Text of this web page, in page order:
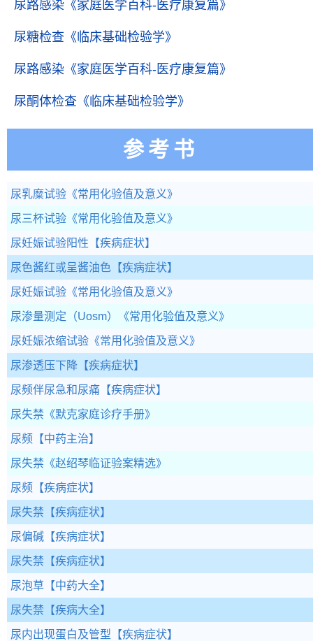
尿路感染 《家庭医学百科-医疗康复篇》
尿糖检查 《临床基础检验学》
尿路感染 《家庭医学百科-医疗康复篇》
尿酮体检查 《临床基础检验学》
参考书
尿乳糜试验 《常用化验值及意义》
尿三杯试验 《常用化验值及意义》
尿妊娠试验阳性 【疾病症状】
尿色酱红或呈酱油色 【疾病症状】
尿妊娠试验 《常用化验值及意义》
尿渗量测定（Uosm） 《常用化验值及意义》
尿妊娠浓缩试验 《常用化验值及意义》
尿渗透压下降 【疾病症状】
尿频伴尿急和尿痛 【疾病症状】
尿失禁 《默克家庭诊疗手册》
尿频 【中药主治】
尿失禁 《赵绍琴临证验案精选》
尿频 【疾病症状】
尿失禁 【疾病症状】
尿偏碱 【疾病症状】
尿失禁 【疾病症状】
尿泡草 【中药大全】
尿失禁 【疾病大全】
尿内出现蛋白及管型 【疾病症状】